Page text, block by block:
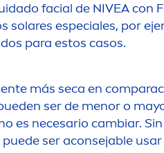
facial de NIVEAcon
solares especiales, por
para estos casos.
te más seca en
ser de menor o
es necesario cambiar. Sin
ser aconsejable usar